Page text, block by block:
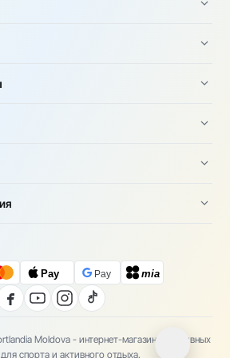
Pay Pay mia
Moldova - интернет-магазин спортивных
спорта и активного отдыха.